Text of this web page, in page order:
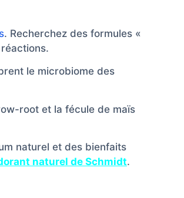
. Recherchez des formules «
le microbiome des
root et la fécule de maïs
naturel et des bienfaits
naturel de Schmidt.